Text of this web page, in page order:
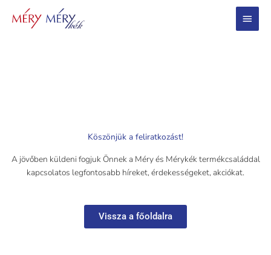
Main
Menu
Köszönjük a feliratkozást!
A jövőben küldeni fogjuk Önnek a Méry és Mérykék termékcsaláddal
kapcsolatos legfontosabb híreket, érdekességeket, akciókat.
Vissza a főoldalra